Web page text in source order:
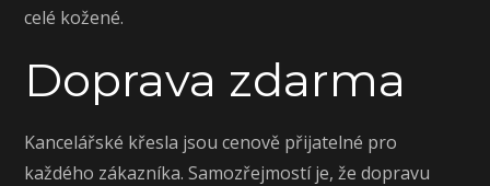
celé kožené.
Doprava zdarma
Kancelářské křesla jsou cenově přijatelné pro
každého zákazníka. Samozřejmostí je, že dopravu